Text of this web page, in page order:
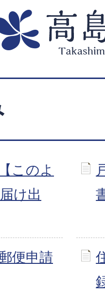
このよ
け出
便申請